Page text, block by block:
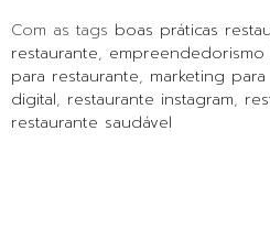
Com as tags boas práticas
restaurante,
para restaurante, marketing
digital, restaurante instagram,
restaurante saudável